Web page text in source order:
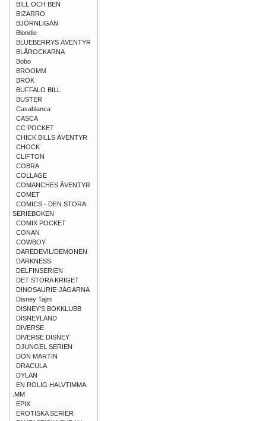
BILL OCH BEN
BIZARRO
BJÖRNLIGAN
Blondie
BLUEBERRYS ÄVENTYR
BLÅROCKARNA
Bobo
BROOMM
BRÖK
BUFFALO BILL
BUSTER
Casablanca
CASCA
CC POCKET
CHICK BILLS ÄVENTYR
CHOCK
CLIFTON
COBRA
COLLAGE
COMANCHES ÄVENTYR
COMET
COMICS - DEN STORA
SERIEBOKEN
COMIX POCKET
CONAN
COWBOY
DAREDEVIL/DEMONEN
DARKNESS
DELFINSERIEN
DET STORA KRIGET
DINOSAURIE-JÄGARNA
Disney Tajm
DISNEY'S BOKKLUBB
DISNEYLAND
DIVERSE
DIVERSE DISNEY
DJUNGEL SERIEN
DON MARTIN
DRACULA
DYLAN
EN ROLIG HALVTIMMA
.MM
EPIX
EROTISKA SERIER